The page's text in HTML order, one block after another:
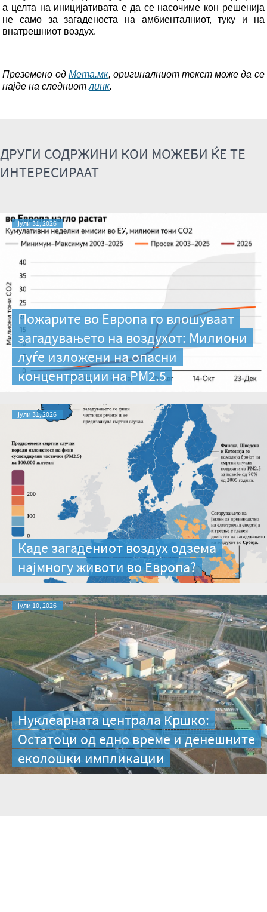
а целта на иницијативата е да се насочиме кон решенија
не само за загаденоста на амбиенталниот, туку и на
внатрешниот воздух.
Преземено од Мета.мк, оригиналниот текст може да се
најде на следниотлинк.
ДРУГИ СОДРЖИНИ КОИ МОЖЕБИ ЌЕ ТЕ
ИНТЕРЕСИРААТ
јули 31, 2026
Пожарите во Европа го влошуваат
загадувањето на воздухот: Милиони
луѓе изложени на опасни
концентрации на PM2.5
јули 31, 2026
Каде загадениот воздух одзема
најмногу животи во Европа?
јули 10, 2026
Нуклеарната централа Кршко:
Остатоци од едно време и денешните
еколошки импликации